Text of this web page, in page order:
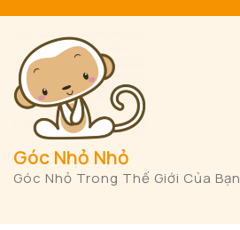
content
Góc Nhỏ Nhỏ
Góc Nhỏ Trong Thế Giới Của Bạn